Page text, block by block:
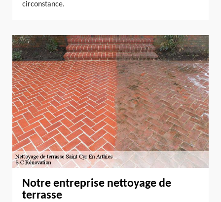
circonstance.
Notre entreprise nettoyage de
terrasse